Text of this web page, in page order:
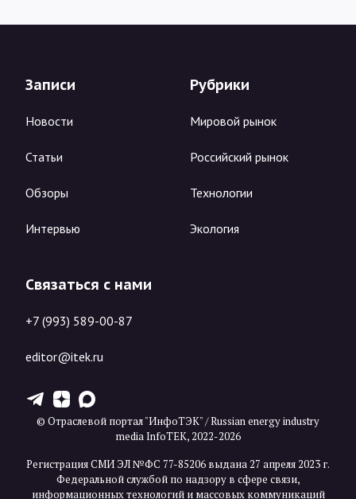
Записи
Новости
Статьи
Обзоры
Интервью
Рубрики
Мировой рынок
Российский рынок
Технологии
Экология
Связаться с нами
+7 (993) 589-00-87
editor@itek.ru
T Z X
© Отраслевой портал "ИнфоТЭК" / Russian energy industry
media InfoTEK, 2022-2026
Регистрация СМИ ЭЛ №ФС 77-85206 выдана 27 апреля 2023 г.
Федеральной службой по надзору в сфере связи,
информационных технологий и массовых коммуникаций